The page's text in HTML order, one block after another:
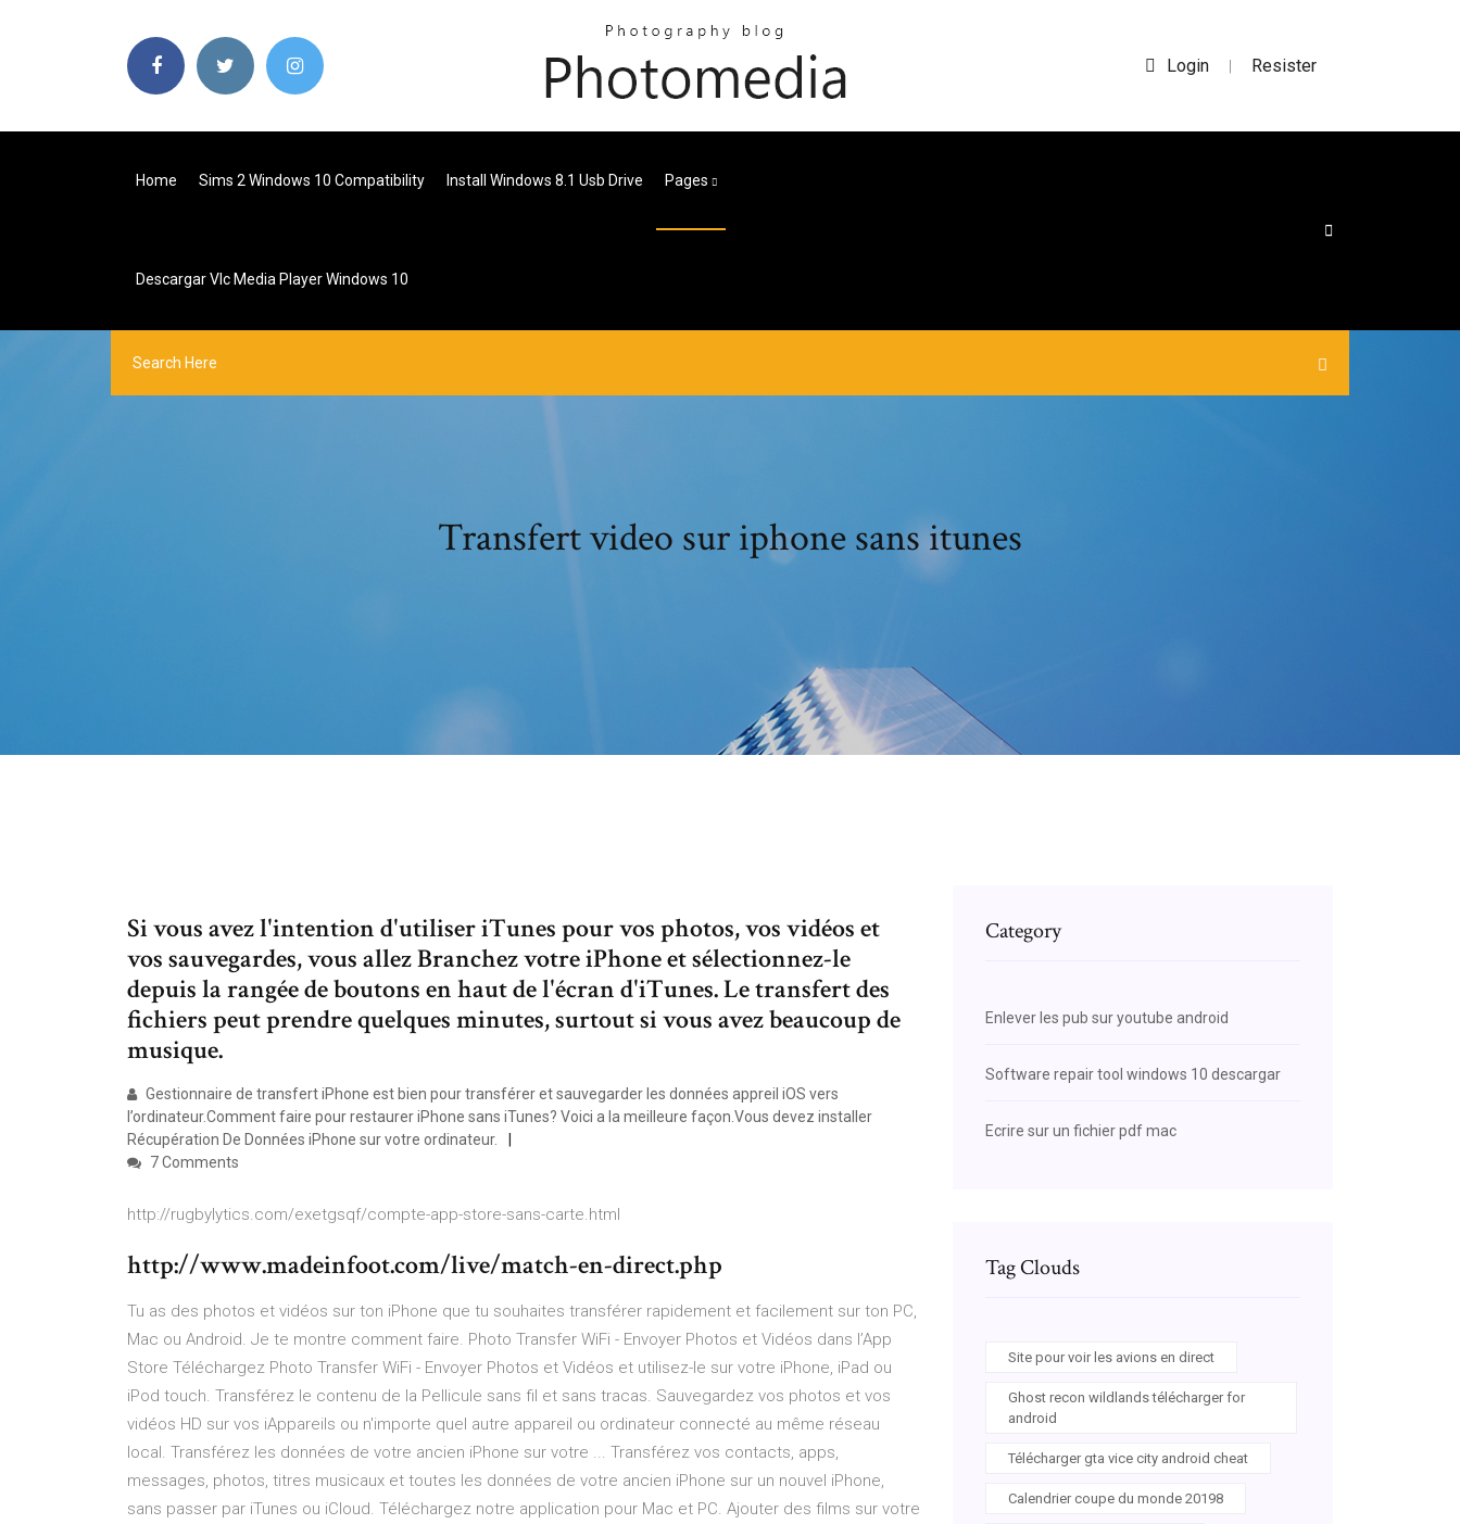
Login | Resister
Home Sims 2 Windows 10 Compatibility Install Windows 8.1 Usb Drive Pages
Descargar Vlc Media Player Windows 10
Transfert video sur iphone sans itunes
Si vous avez l'intention d'utiliser iTunes pour vos photos, vos vidéos et
vos sauvegardes, vous allez Branchez votre iPhone et sélectionnez-le
depuis la rangée de boutons en haut de l'écran d'iTunes. Le transfert des
fichiers peut prendre quelques minutes, surtout si vous avez beaucoup de
musique.
Gestionnaire de transfert iPhone est bien pour transférer et sauvegarder les données appreil iOS vers
l’ordinateur.Comment faire pour restaurer iPhone sans iTunes? Voici a la meilleure façon.Vous devez installer
Récupération De Données iPhone sur votre ordinateur.
7 Comments
http://rugbylytics.com/exetgsqf/compte-app-store-sans-carte.html
http://www.madeinfoot.com/live/match-en-direct.php
Tu as des photos et vidéos sur ton iPhone que tu souhaites transférer rapidement et facilement sur ton PC,
Mac ou Android. Je te montre comment faire. ‎Photo Transfer WiFi - Envoyer Photos et Vidéos dans l’App
Store Téléchargez Photo Transfer WiFi - Envoyer Photos et Vidéos et utilisez-le sur votre iPhone, iPad ou
iPod touch. ‎Transférez le contenu de la Pellicule sans fil et sans tracas. Sauvegardez vos photos et vos
vidéos HD sur vos iAppareils ou n'importe quel autre appareil ou ordinateur connecté au même réseau
local. Transférez les données de votre ancien iPhone sur votre ... Transférez vos contacts, apps,
messages, photos, titres musicaux et toutes les données de votre ancien iPhone sur un nouvel iPhone,
sans passer par iTunes ou iCloud. Téléchargez notre application pour Mac et PC. Ajouter des films sur votre
Category
Enlever les pub sur youtube android
Software repair tool windows 10 descargar
Ecrire sur un fichier pdf mac
Tag Clouds
Site pour voir les avions en direct
Ghost recon wildlands télécharger for
android
Télécharger gta vice city android cheat
Calendrier coupe du monde 20198